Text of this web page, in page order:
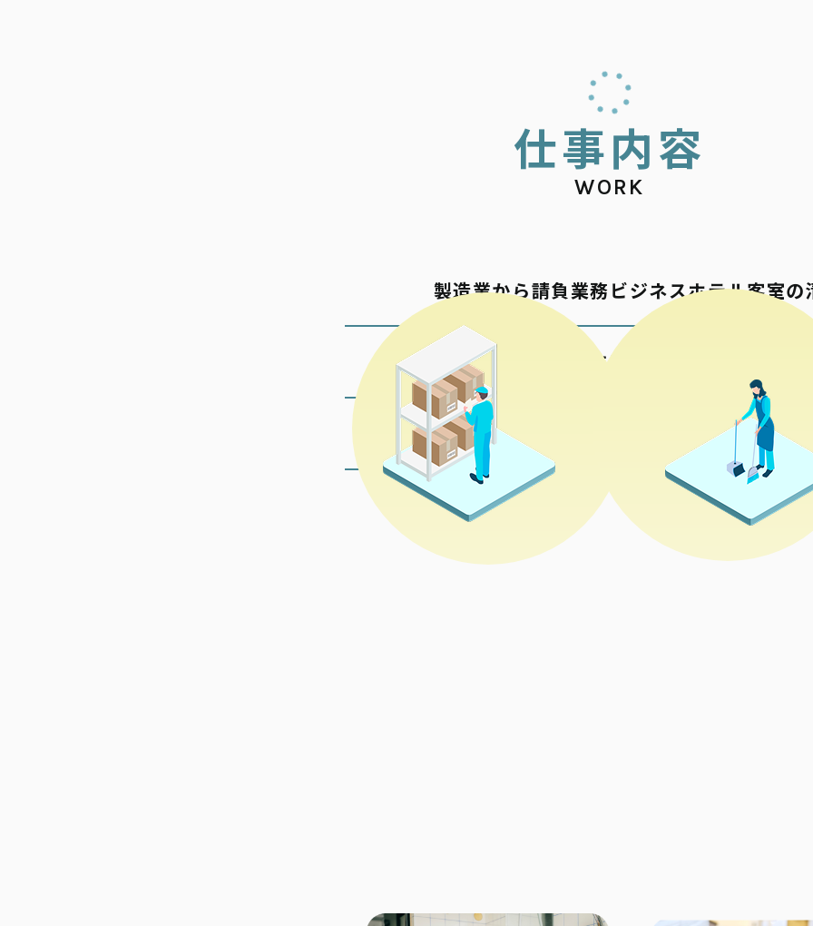
仕事内容
WORK
製造業から請負業務
包材の加工
各種検品梱包
ビジネスホテル客室の
商業施設の清掃
公共施設の清掃